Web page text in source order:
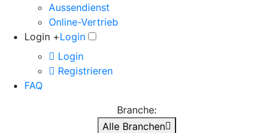
Aussendienst
Online-Vertrieb
Login +Login
Login
Registrieren
FAQ
Branche:
Alle Branchen